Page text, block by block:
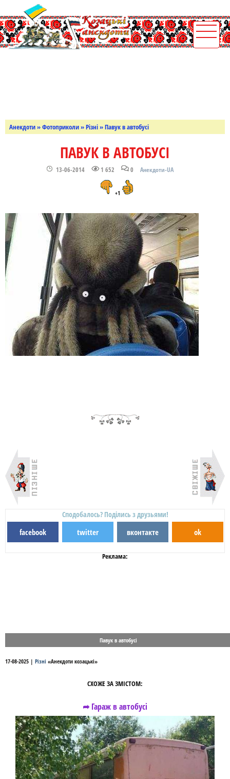
Анекдоти»Фотоприколи»Різні» Павук в автобусі
ПАВУК В АВТОБУСІ
13-06-2014 1 652 0 Анекдоти-UA
+1
Сподобалось? Поділись з друзьями!
facebook twitter вконтакте ok
Реклама:
Павук в автобусі
17-08-2025 | Різні «Анекдоти козацькі»
СХОЖЕ ЗА ЗМІСТОМ:
➦ Гараж в автобусі